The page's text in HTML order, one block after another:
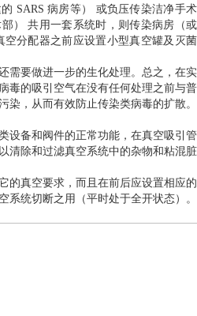
SARS 病房等） 或负压传染洁净手术
） 共用一套系统时，则传染病房（或
分配器之前应设置小型真空罐及灭菌
需要做进一步的生化处理。总之，在实
毒的吸引空气在没有任何处理之前与普
染，从而有效防止传染类病毒的扩散。
设备和阀件的正常功能，在真空吸引管
清除和过滤真空系统中的杂物和粘混脏
的真空要求，而且在前后应设置相应的
系统切断之用（平时处于全开状态）。